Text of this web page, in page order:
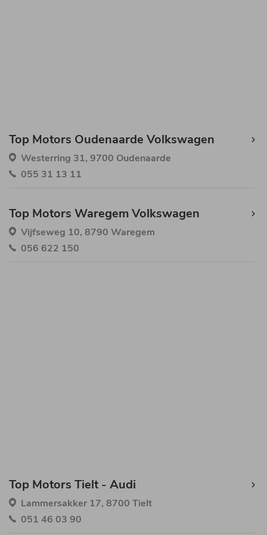
Top Motors Oudenaarde Volkswagen
Westerring 31, 9700 Oudenaarde
055 31 13 11
Top Motors Waregem Volkswagen
Vijfseweg 10, 8790 Waregem
056 622 150
Top Motors Tielt - Audi
Lammersakker 17, 8700 Tielt
051 46 03 90